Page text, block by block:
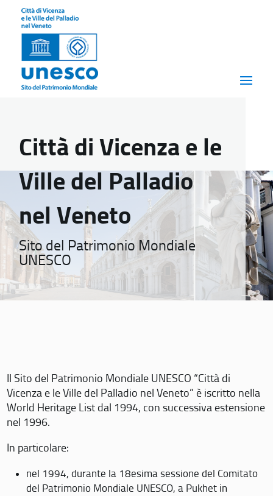
Città di Vicenza e le
Ville del Palladio
nel Veneto
Sito del Patrimonio Mondiale
UNESCO
Il Sito del Patrimonio Mondiale UNESCO “Città di
Vicenza e le Ville del Palladio nel Veneto” è iscritto nella
World Heritage List dal 1994, con successiva estensione
nel 1996.
In particolare:
nel 1994, durante la 18esima sessione del Comitato
del Patrimonio Mondiale UNESCO, a Pukhet in